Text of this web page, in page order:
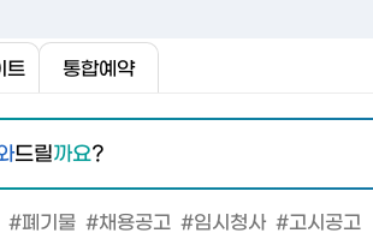
트 통합예약
드릴까요?
#폐기물 #채용공고 #임시청사 #고시공고